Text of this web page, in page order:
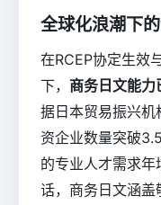
全球化浪潮下
在RCEP协定生效
下， 商务日文能
据日本贸易振兴
资企业数量突破
的专业人才需求年
话，商务日文涵盖